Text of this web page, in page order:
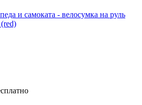
и самоката - велосумка на руль